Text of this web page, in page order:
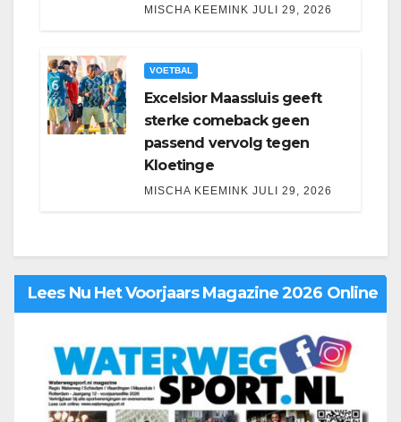
MISCHA KEEMINK JULI 29, 2026
VOETBAL
Excelsior Maassluis geeft
sterke comeback geen
passend vervolg tegen
Kloetinge
MISCHA KEEMINK JULI 29, 2026
Lees Nu Het Voorjaars Magazine 2026 Online